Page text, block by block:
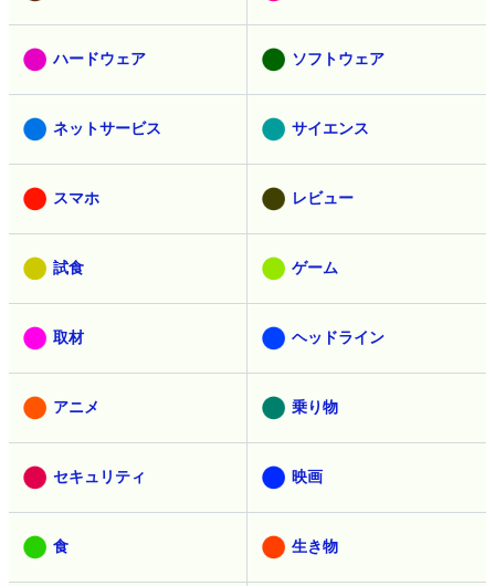
ハードウェア ソフトウェア
ネットサービス サイエンス
スマホ レビュー
試食 ゲーム
取材 ヘッドライン
アニメ 乗り物
セキュリティ 映画
食 生き物